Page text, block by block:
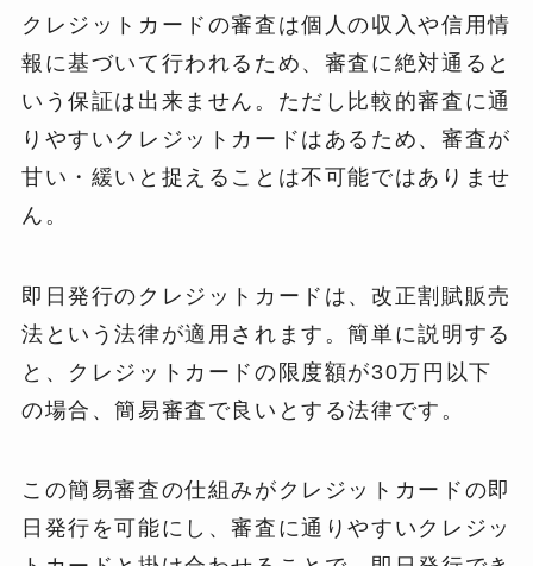
クレジットカードの審査は個人の収入や信用情
報に基づいて行われるため、審査に絶対通ると
いう保証は出来ません。ただし比較的審査に通
りやすいクレジットカードはあるため、審査が
甘い・緩いと捉えることは不可能ではありませ
ん。
即日発行のクレジットカードは、改正割賦販売
法という法律が適用されます。簡単に説明する
と、クレジットカードの限度額が30万円以下
の場合、簡易審査で良いとする法律です。
この簡易審査の仕組みがクレジットカードの即
日発行を可能にし、審査に通りやすいクレジッ